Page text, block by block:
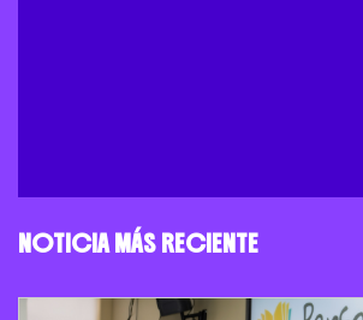
NOTICIA MÁS RECIENTE